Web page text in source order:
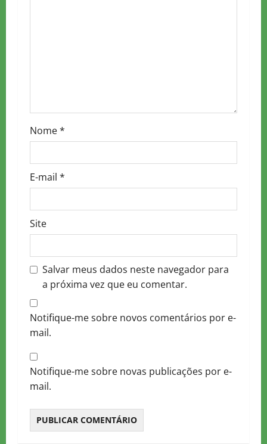
o
n
Nome*
E-mail *
Site
Salvar meus dados neste navegador para
a próxima vez que eu comentar.
Notifique-me sobre novos comentários por e-
mail.
Notifique-me sobre novas publicações por e-
mail.